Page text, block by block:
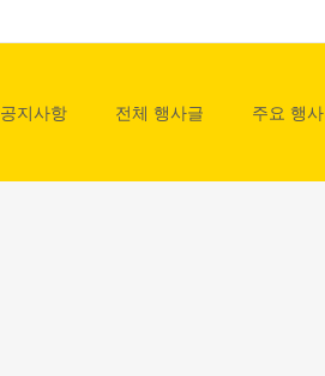
공지사항 전체 행사글 주요 행사